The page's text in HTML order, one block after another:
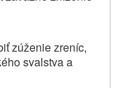
zúženie zreníc,
svalstva a